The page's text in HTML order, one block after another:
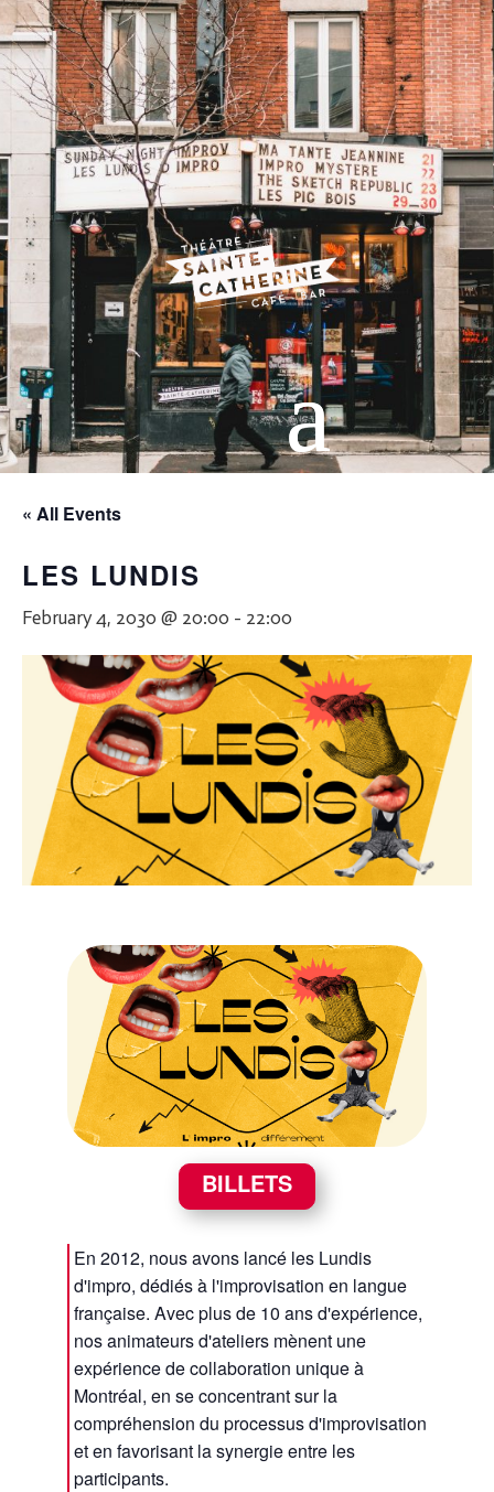
« All Events
LES LUNDIS
February 4, 2030 @ 20:00 - 22:00
BILLETS
En 2012, nous avons lancé les Lundis
d'impro, dédiés à l'improvisation en langue
française. Avec plus de 10 ans d'expérience,
nos animateurs d'ateliers mènent une
expérience de collaboration unique à
Montréal, en se concentrant sur la
compréhension du processus d'improvisation
et en favorisant la synergie entre les
participants.